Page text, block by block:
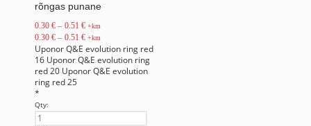
rõngas punane
0.30€ – 0.51 € +km
0.30€ – 0.51 € +km
Uponor Q&E evolution ring red
16 Uponor Q&E evolution ring
red 20 Uponor Q&E evolution
ring red 25
*
Qty: